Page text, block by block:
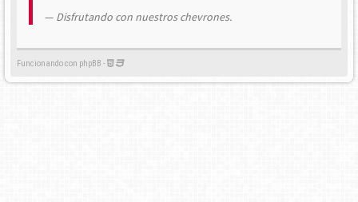
Disfrutando con nuestros chevrones.
Funcionando con phpBB -